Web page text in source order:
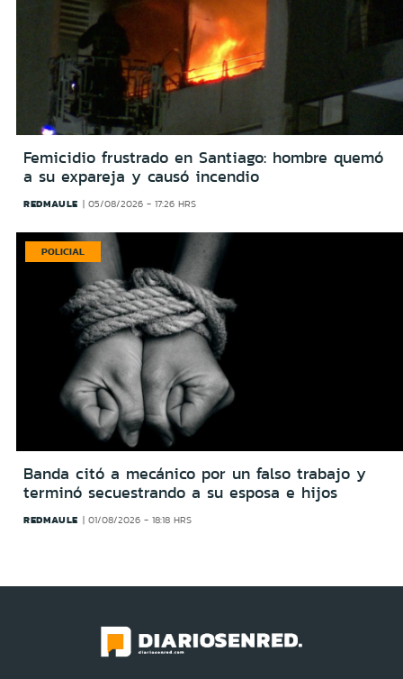
Femicidio frustrado en Santiago: hombre quemó
a su expareja y causó incendio
REDMAULE 05/08/2026 - 17:26 HRS
POLICIAL
Banda citó a mecánico por un falso trabajo y
terminó secuestrando a su esposa e hijos
REDMAULE 01/08/2026 - 18:18 HRS